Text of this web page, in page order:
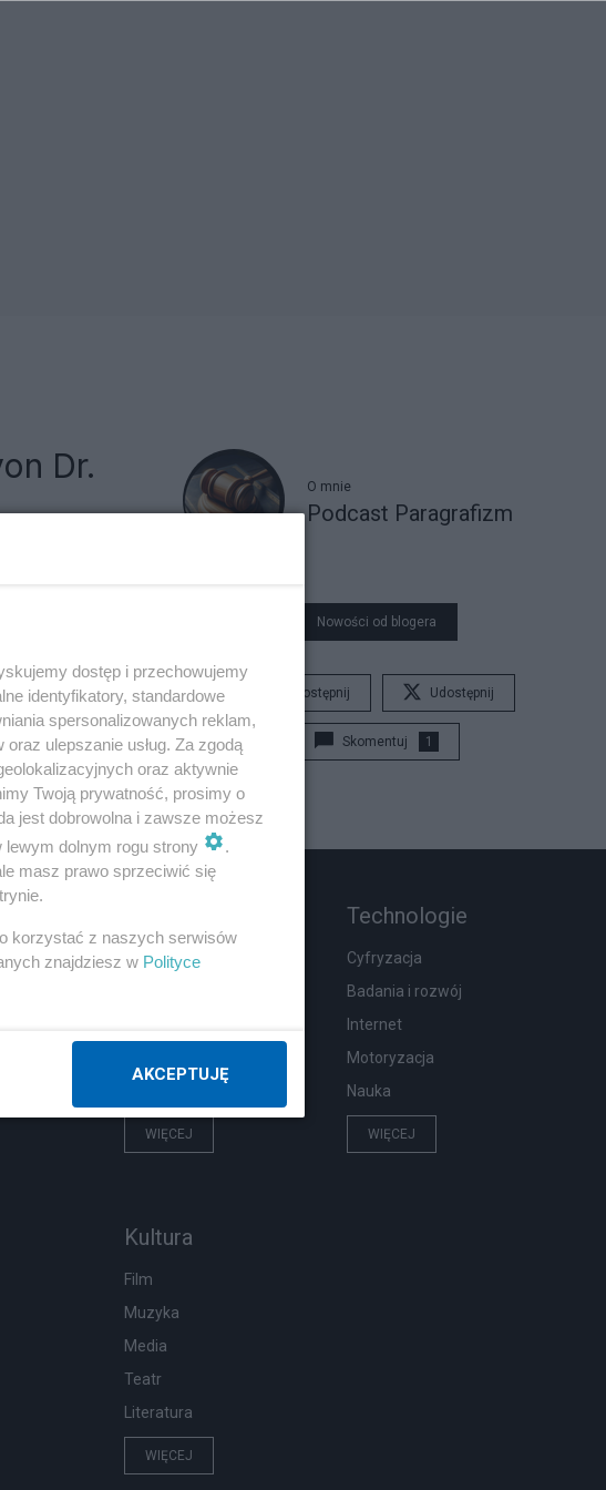
Dr.
O mnie
Podcast Paragrafizm
Nowości od blogera
Udostępnij Udostępnij
Skomentuj 1
Zdrowie
WIĘCEJ
Technologie
Cyfryzacja
Badania i rozwój
Internet
Motoryzacja
Nauka
WIĘCEJ
Kultura
Film
Muzyka
Media
Teatr
Literatura
WIĘCEJ
dostęp i przechowujemy
identyfikatory, standardowe
spersonalizowanych reklam,
ulepszanie usług. Za zgodą
oraz aktywnie
Twoją prywatność, prosimy o
jest dobrowolna i zawsze możesz
dolnym rogu strony
.
masz prawo sprzeciwić się
korzystać z naszych serwisów
znajdziesz w Polityce
AKCEPTUJĘ